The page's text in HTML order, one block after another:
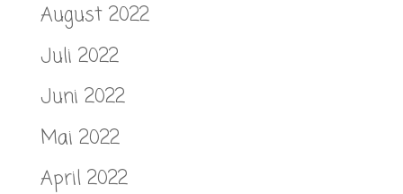
August 2022
Juli 2022
Juni 2022
Mai 2022
April 2022